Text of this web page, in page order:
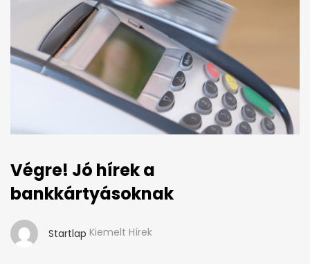
Végre! Jó hírek a
bankkártyásoknak
Startlap Kiemelt Hírek